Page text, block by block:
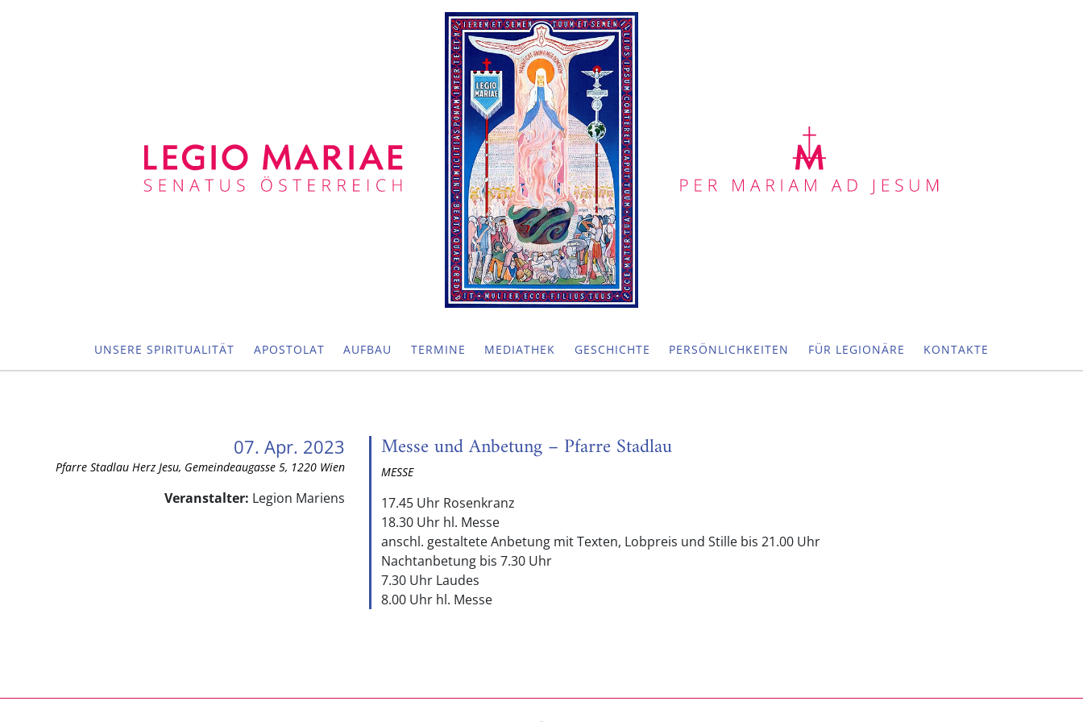
UNSERE SPIRITUALITÄT APOSTOLAT AUFBAU TERMINE MEDIATHEK GESCHICHTE PERSÖNLICHKEITEN FÜR LEGIONÄRE KONTAKTE
07. Apr. 2023
Pfarre Stadlau Herz Jesu, Gemeindeaugasse 5, 1220 Wien
Veranstalter: Legion Mariens
Messe und Anbetung – Pfarre Stadlau
MESSE
17.45 Uhr Rosenkranz
18.30 Uhr hl. Messe
anschl. gestaltete Anbetung mit Texten, Lobpreis und Stille bis 21.00 Uhr
Nachtanbetung bis 7.30 Uhr
7.30 Uhr Laudes
8.00 Uhr hl. Messe